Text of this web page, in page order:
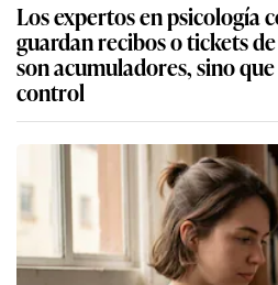
Los expertos en psicología
guardan recibos o tickets
son acumuladores, sino
control